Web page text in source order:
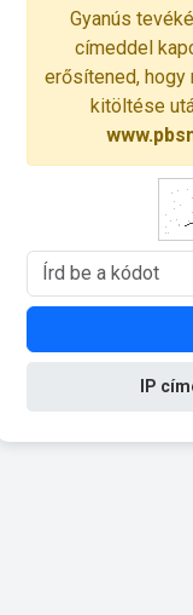
Gyanús
címeddel
erősítened, hogy
kitöltése
IP